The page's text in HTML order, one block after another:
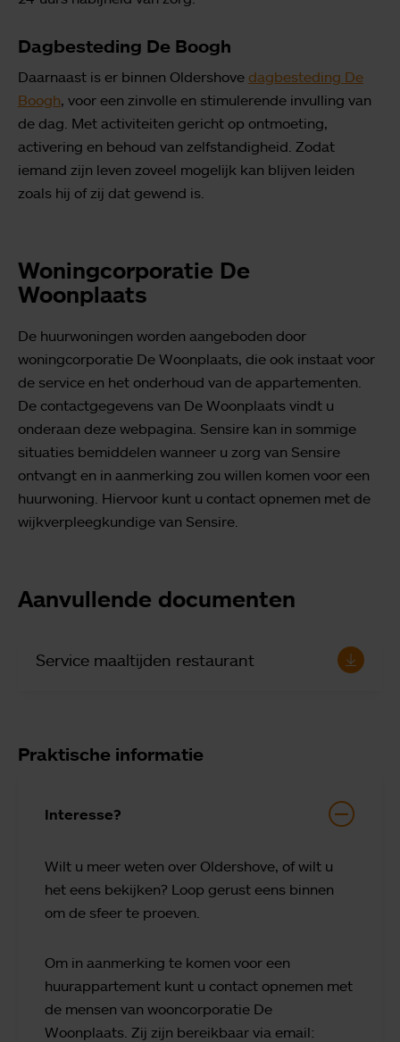
Dagbesteding De Boogh
Daarnaast is er binnen Oldershove dagbesteding De
Boogh, voor een zinvolle en stimulerende invulling van
de dag. Met activiteiten gericht op ontmoeting,
activering en behoud van zelfstandigheid. Zodat
iemand zijn leven zoveel mogelijk kan blijven leiden
zoals hij of zij dat gewend is.
Woningcorporatie De
Woonplaats
De huurwoningen worden aangeboden door
woningcorporatie De Woonplaats, die ook instaat voor
de service en het onderhoud van de appartementen.
De contactgegevens van De Woonplaats vindt u
onderaan deze webpagina. Sensire kan in sommige
situaties bemiddelen wanneer u zorg van Sensire
ontvangt en in aanmerking zou willen komen voor een
huurwoning. Hiervoor kunt u contact opnemen met de
wijkverpleegkundige van Sensire.
Aanvullende documenten
Service maaltijden restaurant
Praktische informatie
Interesse?
Wilt u meer weten over Oldershove, of wilt u
het eens bekijken? Loop gerust eens binnen
om de sfeer te proeven.
Om in aanmerking te komen voor een
huurappartement kunt u contact opnemen met
de mensen van wooncorporatie De
Woonplaats. Zij zijn bereikbaar via email: